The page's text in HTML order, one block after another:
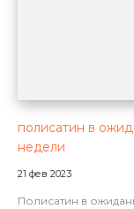
полисатин в
недели
21 фев 2023
Полисатин в